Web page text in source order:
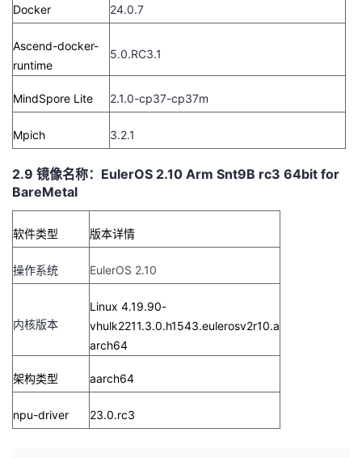
Docker 24.0.7
Ascend-docker-
runtime
5.0.RC3.1
MindSpore Lite 2.1.0-cp37-cp37m
Mpich 3.2.1
2.9 镜像名称：EulerOS 2.10 Arm Snt9B rc3 64bit for
BareMetal
软件类型 版本详情
操作系统 EulerOS 2.10
内核版本
Linux 4.19.90-
vhulk2211.3.0.h1543.eulerosv2r10.a
arch64
架构类型 aarch64
npu-driver 23.0.rc3